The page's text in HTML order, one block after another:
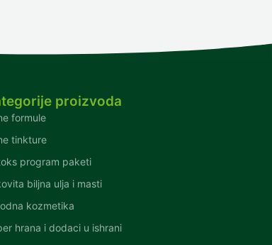
proizvoda
formule
tinkture
program paketi
biljna ulja i masti
kozmetika
hrana i dodaci u ishrani